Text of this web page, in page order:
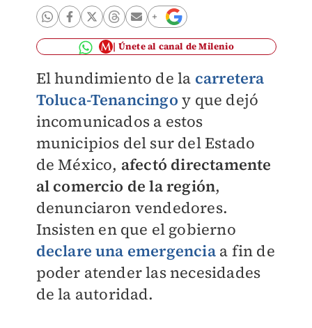
Únete al canal de Milenio
El hundimiento de la carretera
Toluca-Tenancingo y que dejó
incomunicados a estos
municipios del sur del Estado
de México, afectó directamente
al comercio de la región,
denunciaron vendedores.
Insisten en que el gobierno
declare una emergenciaa fin de
poder atender las necesidades
de la autoridad.